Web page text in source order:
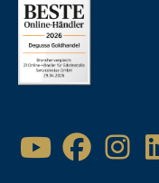
Neueste